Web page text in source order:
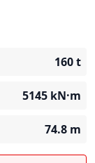
160t
5145 kN·m
74.8 m